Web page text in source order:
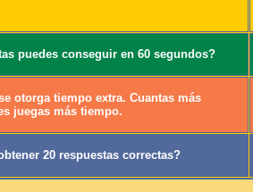
puedes conseguir en 60 segundos?
otorga tiempo extra. Cuantas más
juegas más tiempo.
20 respuestas correctas?